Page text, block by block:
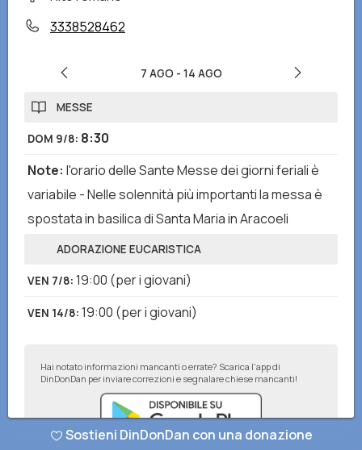
3338528462
7 AGO - 14 AGO
MESSE
DOM 9/8: 8:30
Note: l'orario delle Sante Messe dei giorni feriali è
variabile - Nelle solennità più importanti la messa è
spostata in basilica di Santa Maria in Aracoeli
ADORAZIONE EUCARISTICA
VEN 7/8: 19:00 (per i giovani)
VEN 14/8: 19:00 (per i giovani)
Hai notato informazioni mancanti o errate? Scarica l'app di
DinDonDan per inviare correzioni e segnalare chiese mancanti!
Sostieni DinDonDan con una donazione